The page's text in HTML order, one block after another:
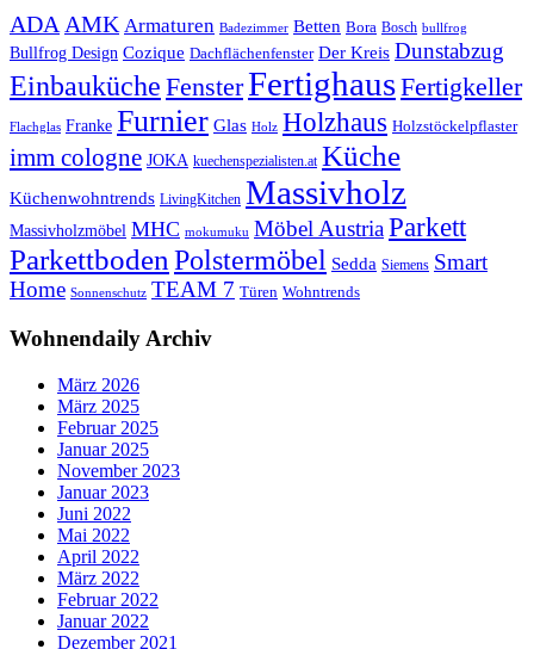
ADA AMK Armaturen Badezimmer Betten Bora Bosch bullfrog
Bullfrog Design Cozique Dachflächenfenster Der Kreis Dunstabzug
Einbauküche FensterFertighausFertigkeller
Flachglas Franke Furnier Glas Holz Holzhaus Holzstöckelpflaster
imm cologne JOKA kuechenspezialisten.at Küche
Küchenwohntrends LivingKitchen Massivholz
Massivholzmöbel MHC mokumuku Möbel AustriaParkett
Parkettboden Polstermöbel Sedda Siemens Smart
Home Sonnenschutz TEAM 7 Türen Wohntrends
Wohnendaily Archiv
März 2026
März 2025
Februar 2025
Januar 2025
November 2023
Januar 2023
Juni 2022
Mai 2022
April 2022
März 2022
Februar 2022
Januar 2022
Dezember 2021